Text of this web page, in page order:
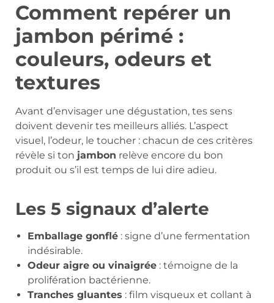
Comment repérer un
jambon périmé :
couleurs, odeurs et
textures
Avant d’envisager une dégustation, tes sens
doivent devenir tes meilleurs alliés. L’aspect
visuel, l’odeur, le toucher : chacun de ces critères
révèle si ton jambon relève encore du bon
produit ou s’il est temps de lui dire adieu.
Les 5 signaux d’alerte
Emballage gonflé : signe d’une fermentation
indésirable.
Odeur aigre ou vinaigrée : témoigne de la
prolifération bactérienne.
Tranches gluantes : film visqueux et collant à